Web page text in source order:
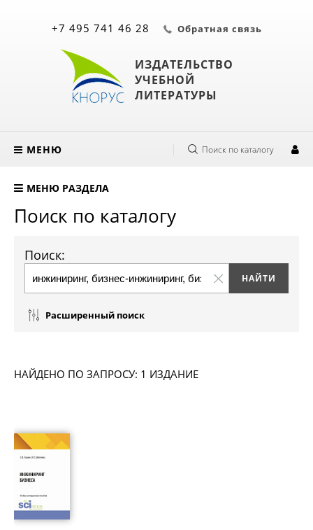
ИЗДАТЕЛЬСТВО
УЧЕБНОЙ
ЛИТЕРАТУРЫ
+7 495 741 46 28 Обратная связь
МЕНЮ Поиск по каталогу
МЕНЮ РАЗДЕЛА
Поиск по каталогу
Поиск:
Расширенный поиск
НАЙДЕНО ПО ЗАПРОСУ: 1 ИЗДАНИЕ